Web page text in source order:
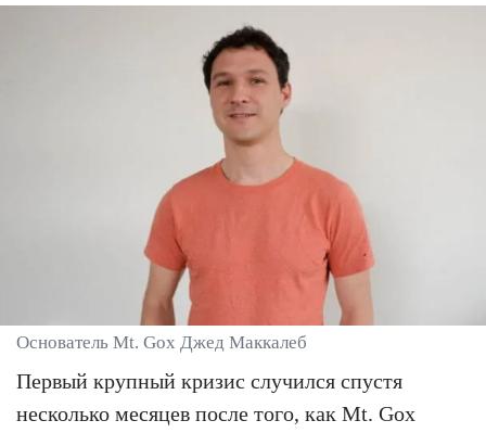
Основатель Mt. Gox Джед Маккалеб
Первый крупный кризис случился спустя
несколько месяцев после того, как Mt. Gox